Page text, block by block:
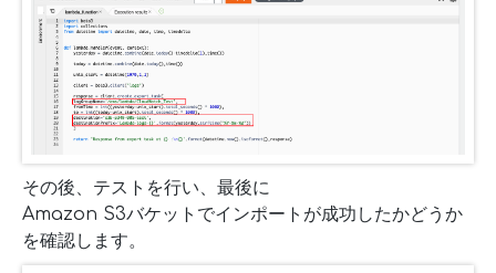
その後、テストを行い、最後に
Amazon S3バケットでインポートが成功したかどうか
を確認します。